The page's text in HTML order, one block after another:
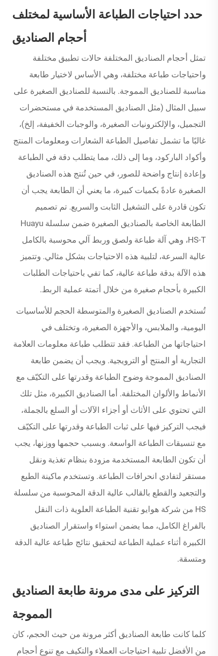
حدد احتياجات الطباعة الأساسية لمختلف
أحجام الصناديق
تمثل أحجام الصناديق المختلفة حالات تطبيق مختلفة
واحتياجات طباعة مختلفة، وهي الأساس لاختيار طابعة
مناسبة للصناديق المموجة. بالنسبة للصناديق الصغيرة على
سبيل المثال (مثل الصناديق المستخدمة في مستحضرات
التجميل، والإلكترونيات الصغيرة، والوجبات الخفيفة، إلخ)،
غالبًا ما تشمل تفاصيل الطباعة الشعارات ومعلومات المنتج
وأكواد الباركود، وما إلى ذلك، مما يتطلب دقة في الطباعة
وإعادة إنتاج واضحة للصور، في حين تُنتج هذه الصناديق
الصغيرة عادةً بكميات كبيرة، ما يعني أن الطابعة يجب أن
تكون قادرة على التشغيل الثابت والسريع. تم تصميم
الطابعة الخاصة بالصناديق الصغيرة ضمن سلسلة Huayu
HS-T، وهي آلة طباعة ولصق وربط آلي محوسبة بالكامل
عالية السرعة، لتلبية هذه الاحتياجات بشكل مثالي. وتتميز
هذه الآلة بدقة طباعة عالية، كما تفي باحتياجات الطلبات
الكبيرة بأحجام صغيرة من خلال أتمتة عملية الربط.
تُستخدم الصناديق الصغيرة والمتوسطة الحجم للأساسيات
اليومية، والملابس، والأجهزة الصغيرة، وتختلف في
احتياجاتها من الطباعة. فقد تتطلب طباعة معلومات العلامة
التجارية أو المنتج أو الترويجية. ويجب أن يضمن طابعة
الصناديق المموجة وضوح الطباعة وقدرتها على التكيّف مع
الأنماط والألوان المختلفة. أما الصناديق الكبيرة، مثل تلك
التي تحتوي على الأثاث أو أجزاء الآلات أو السلع بالجملة،
فيجب التركيز فيها على ثبات الطباعة وقدرتها على التكيّف
مع تنسيقات الطباعة الواسعة. وبسبب حجمها ووزنها، يجب
أن تكون الطابعة المستخدمة مزودة بنظام تغذية ونقل
مستقر لتفادي انحرافات الطباعة. وتستخدم ماكينة الطبع
والتجعيد والقطع بالقالب عالية الدقة المحوسبة من سلسلة
HS من شركة هوايو تقنية الطباعة العلوية ذات النقل
بالفراغ الكامل، مما يضمن استواء واستقرار الصناديق
الكبيرة أثناء عملية الطباعة لتحقيق نتائج طباعة عالية الدقة
ومتسقة.
التركيز على مدى مرونة طابعة الصناديق
المموجة
كلما كانت طابعة الصناديق أكثر مرونة من حيث الحجم، كان
من الأفضل تلبية احتياجات العملاء والتكيف مع تنوع أحجام